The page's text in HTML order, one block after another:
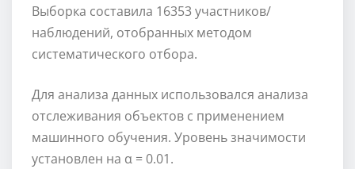
Выборка составила 16353 участников/
наблюдений, отобранных методом
систематического отбора.
Для анализа данных использовался анализа
отслеживания объектов с применением
машинного обучения. Уровень значимости
установлен на α = 0.01.